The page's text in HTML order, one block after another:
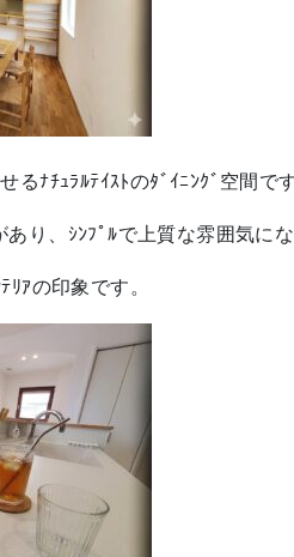
ﾅﾁｭﾗﾙﾃｲｽﾄのﾀﾞｲﾆﾝｸﾞ空間です
り、ｼﾝﾌﾟﾙで上質な雰囲気にな
ﾘｱの印象です。